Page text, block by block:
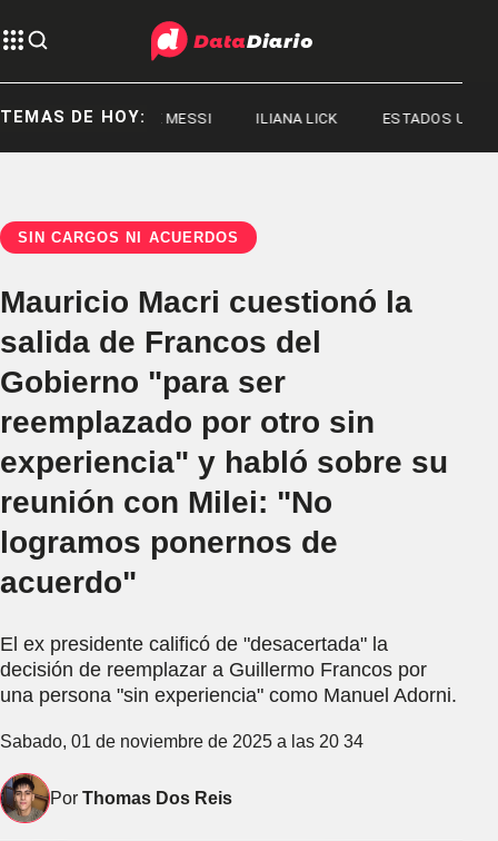
TEMAS DE HOY:
JORGE MESSI ILIANA LICK ESTADOS UNIDOS
SIN CARGOS NI ACUERDOS
Mauricio Macri cuestionó la
salida de Francos del
Gobierno "para ser
reemplazado por otro sin
experiencia" y habló sobre su
reunión con Milei: "No
logramos ponernos de
acuerdo"
El ex presidente calificó de "desacertada" la
decisión de reemplazar a Guillermo Francos por
una persona "sin experiencia" como Manuel Adorni.
Sabado, 01 de noviembre de 2025 a las 20 34
Por Thomas Dos Reis